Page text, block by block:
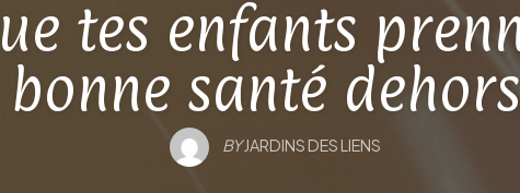
tes enfants
bonne santé
BYJARDINS DES LIENS